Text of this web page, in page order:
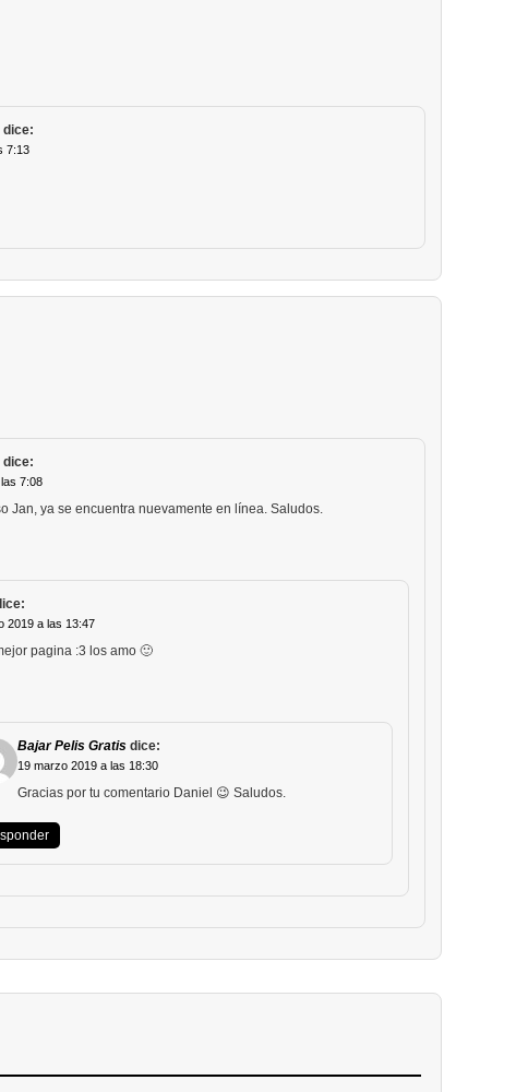
dice:
7:13
dice:
7:08
Jan, ya se encuentra nuevamente en línea. Saludos.
2019 a las 13:47
pagina :3 los amo 🙂
Bajar Pelis Gratis dice:
19 marzo 2019 a las 18:30
Gracias por tu comentario Daniel 😉 Saludos.